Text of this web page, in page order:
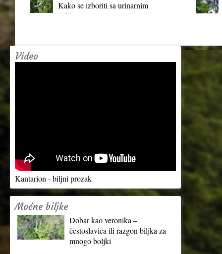
Kako se izboriti sa urinarnim
infekcijama?
Video
Kantarion - biljni prozak
Moćne biljke
Dobar kao veronika –
čestoslavica ili razgon biljka za
mnogo boljki